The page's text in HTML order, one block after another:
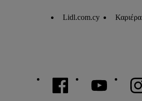
Lidl.com.cy Καριέρα